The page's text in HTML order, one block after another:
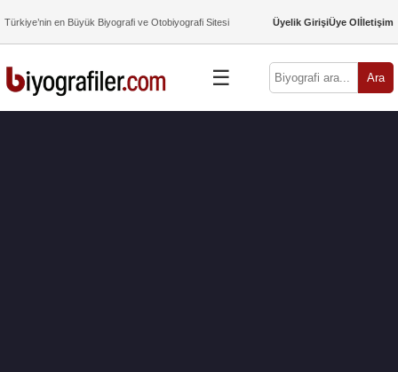
Türkiye’nin en Büyük Biyografi ve Otobiyografi Sitesi Üyelik GirişiÜye Olİletişim
☰ Ara